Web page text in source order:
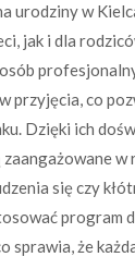
urodziny w
jak i dla
przyjęcia, co
Dzięki ich
w
się czy
program
sprawia, że